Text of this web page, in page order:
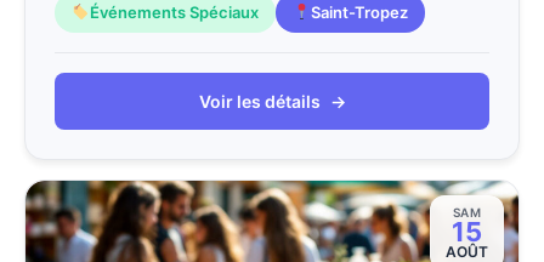
Événements Spéciaux Saint-Tropez
Voir les détails →
SAM
15
AOÛT